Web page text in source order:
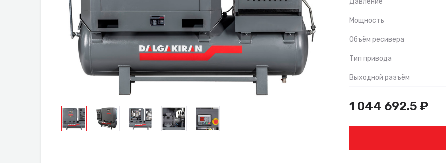
Давление
Мощность
Объём ресивера
Тип привода
Выходной разъём
1 044 692.5 ₽